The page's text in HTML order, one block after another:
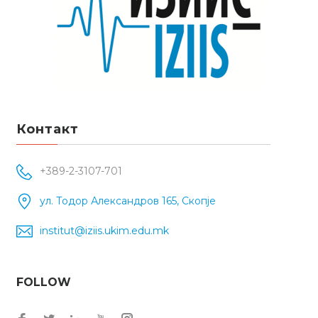
Контакт
+389-2-3107-701
ул. Тодор Александров 165, Скопје
institut@iziis.ukim.edu.mk
FOLLOW